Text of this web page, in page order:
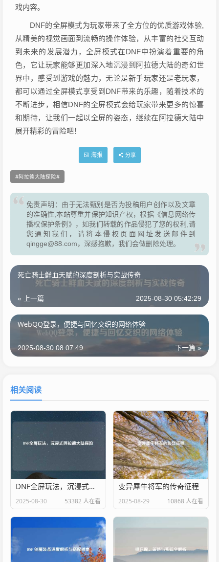
戏内容。
DNF的全屏模式为玩家带来了全方位的优质游戏体验,
从精美的视觉画面到流畅的操作体验，从丰富的社交互动
到未来的发展潜力，全屏模式在DNF中扮演着重要的角
色，它让玩家能够更加深入地沉浸到阿拉德大陆的奇幻世
界中，感受到游戏的魅力，无论是新手玩家还是老玩家，
都可以通过全屏模式享受到DNF带来的乐趣，随着技术的
不断进步，相信DNF的全屏模式会给玩家带来更多的惊喜
和期待，让我们一起以全屏的姿态，继续在阿拉德大陆中
展开精彩的冒险吧！
海报 分享
阿拉德大陆探险
免责声明：由于无法甄别是否为投稿用户创作以及文章
的准确性,本站尊重并保护知识产权，根据《信息网络传
播权保护条例》，如我们转载的作品侵犯了您的权利,请
您通知我们，请将本侵权页面网址发送邮件到
qingge@88.com，深感抱歉，我们会做删除处理。
死亡骑士鲜血天赋的深度剖析与实战传奇
« 上一篇 2025-08-30 05:42:29
WebQQ登录，便捷与回忆交织的网络体验
下一篇 »
2025-08-30 08:07:49
相关阅读
DNF全屏玩法，沉浸式阿拉德大陆探险
2025-08-30 53382 人在看
变异犀牛将军的传奇征程
2025-08-29 10868 人在看